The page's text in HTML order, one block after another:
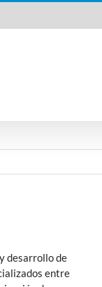
desarrollo de
entre